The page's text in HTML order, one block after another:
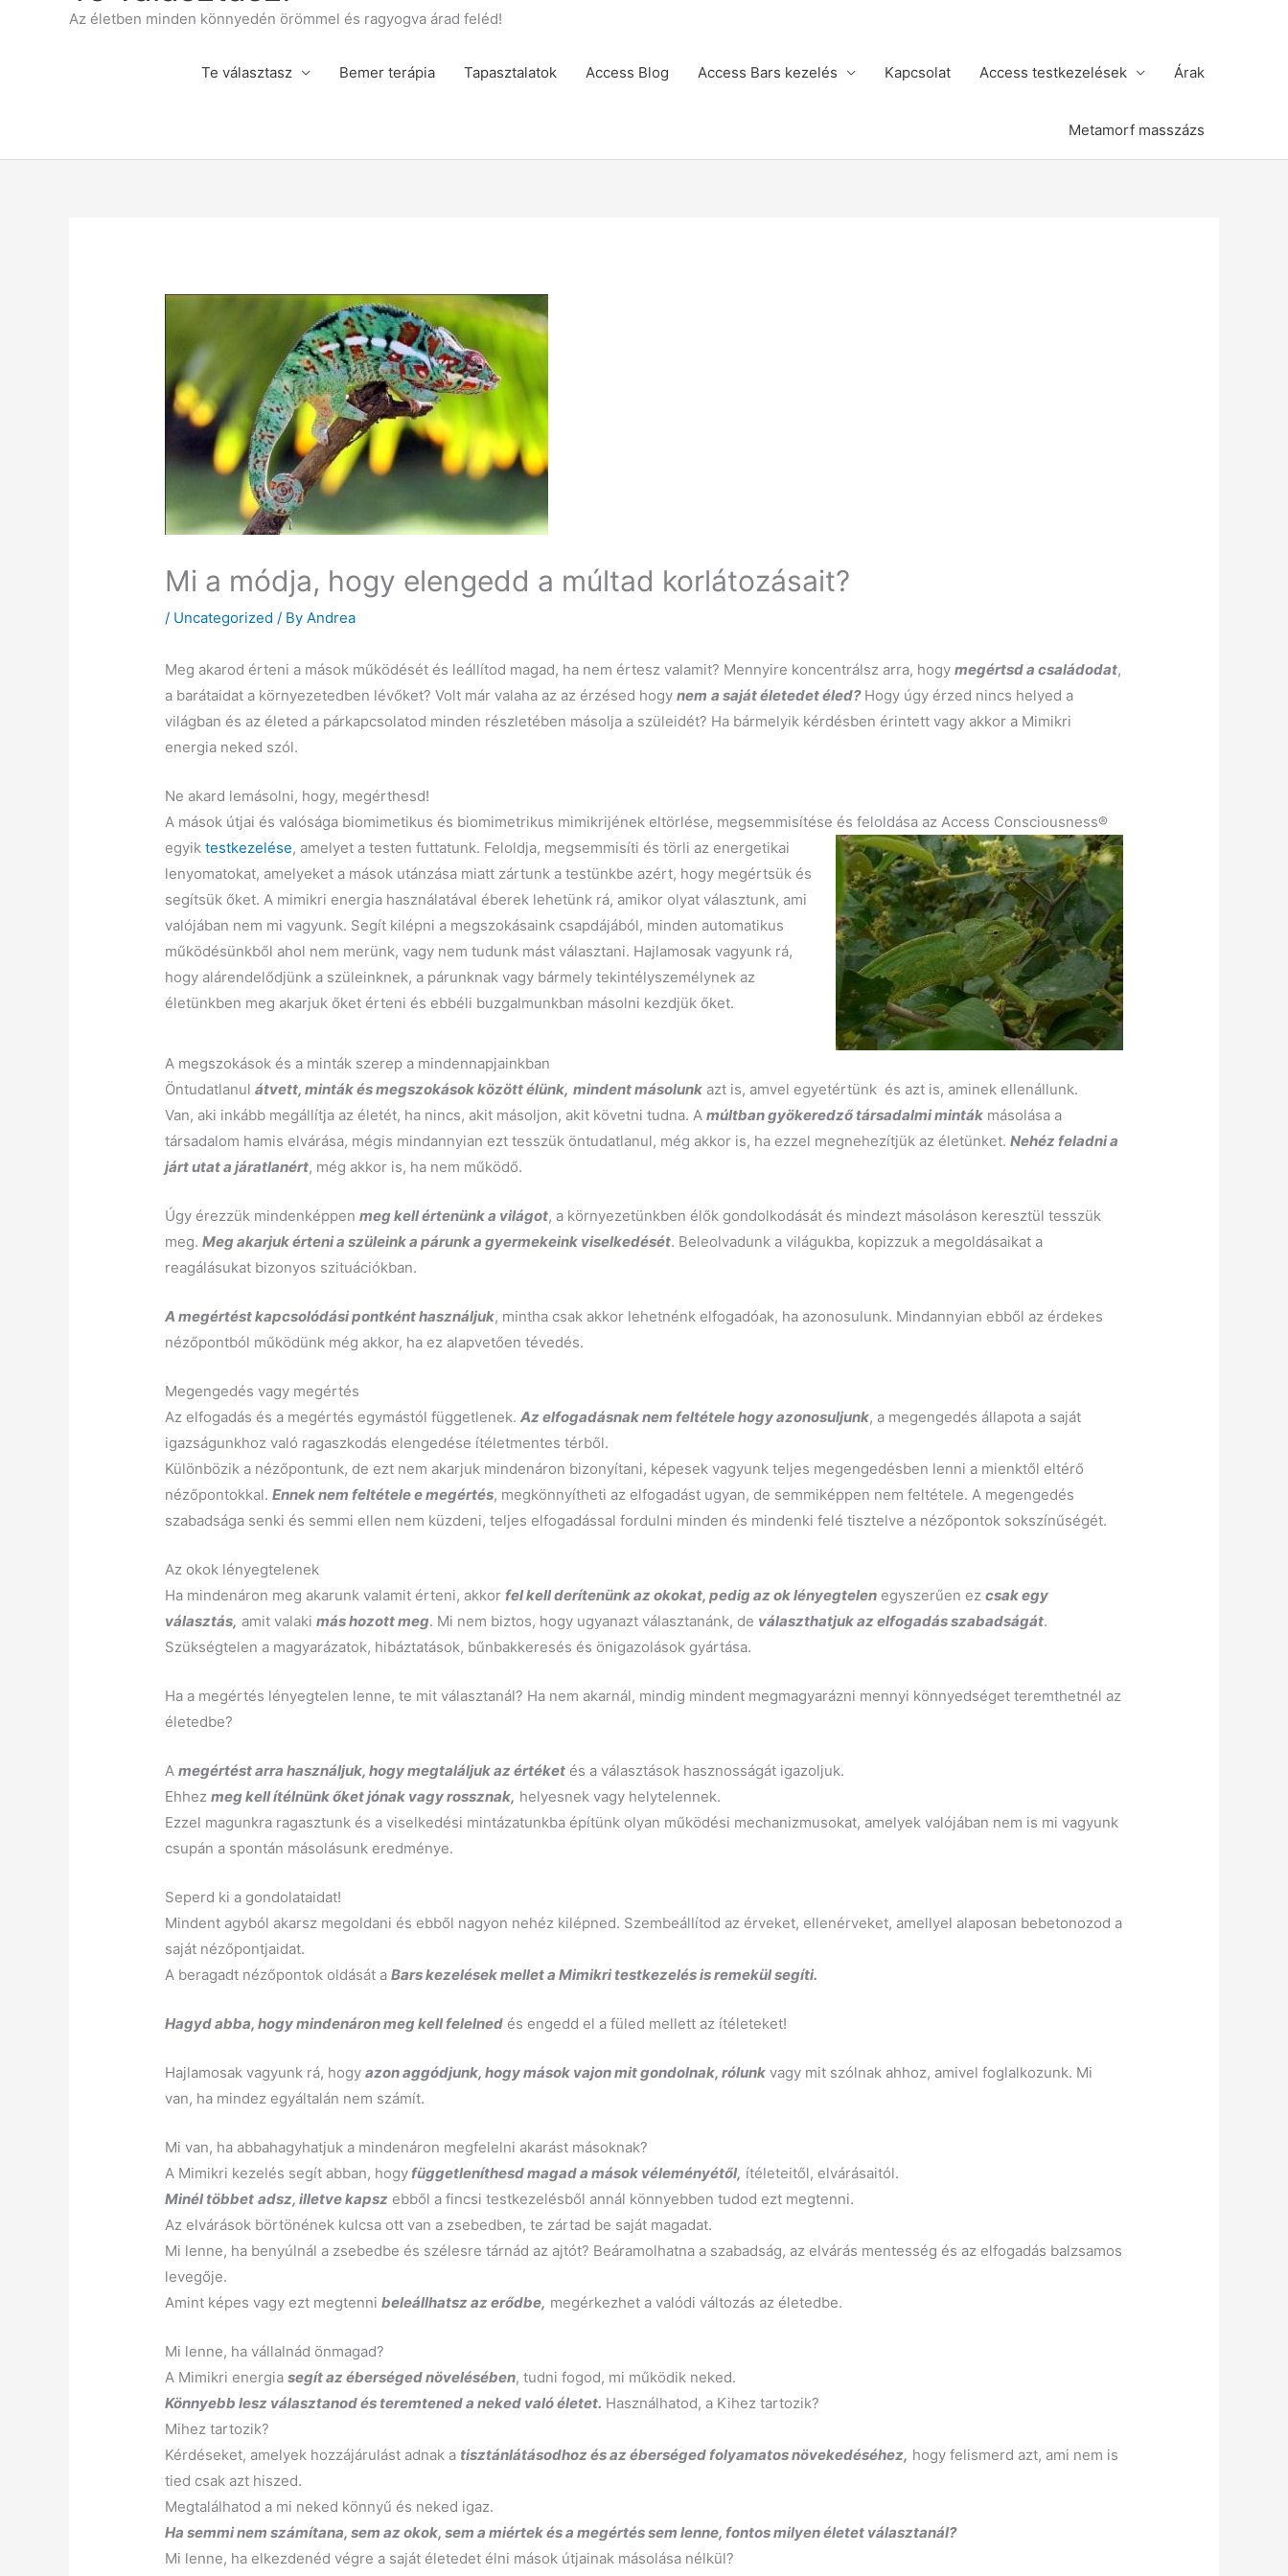
Az életben minden könnyedén örömmel és ragyogva árad feléd!
Te választasz Bemer terápia Tapasztalatok Access Blog Access Bars kezelés Kapcsolat Access testkezelések Árak
Metamorf masszázs
Mi a módja, hogy elengedd a múltad korlátozásait?
/ Uncategorized / ByAndrea
Meg akarod érteni a mások működését és leállítod magad, ha nem értesz valamit? Mennyire koncentrálsz arra, hogymegértsd a családodat,
a barátaidat a környezetedben lévőket? Volt már valaha az az érzésed hogynem a saját életedet éled?Hogy úgy érzed nincs helyed a
világban és az életed a párkapcsolatod minden részletében másolja a szüleidét? Ha bármelyik kérdésben érintett vagy akkor a Mimikri
energia neked szól.
Ne akard lemásolni, hogy, megérthesd!
A mások útjai és valósága biomimetikus és biomimetrikus mimikrijének eltörlése, megsemmisítése és feloldása az Access Consciousness®
egyik testkezelése, amelyet a testen futtatunk. Feloldja, megsemmisíti és törli az energetikai
lenyomatokat, amelyeket a mások utánzása miatt zártunk a testünkbe azért, hogy megértsük és
segítsük őket. A mimikri energia használatával éberek lehetünk rá, amikor olyat választunk, ami
valójában nem mi vagyunk. Segít kilépni a megszokásaink csapdájából, minden automatikus
működésünkből ahol nem merünk, vagy nem tudunk mást választani. Hajlamosak vagyunk rá,
hogy alárendelődjünk a szüleinknek, a párunknak vagy bármely tekintélyszemélynek az
életünkben meg akarjuk őket érteni és ebbéli buzgalmunkban másolni kezdjük őket.
A megszokások és a minták szerep a mindennapjainkban
Öntudatlanulátvett, minták és megszokások között élünk, mindent másolunk azt is, amvel egyetértünk és azt is, aminek ellenállunk.
Van, aki inkább megállítja az életét, ha nincs, akit másoljon, akit követni tudna. Amúltban gyökeredző társadalmi minták másolása a
társadalom hamis elvárása, mégis mindannyian ezt tesszük öntudatlanul, még akkor is, ha ezzel megnehezítjük az életünket.Nehéz feladni a
járt utat a járatlanért, még akkor is, ha nem működő.
Úgy érezzük mindenképpenmeg kell értenünk a világot, a környezetünkben élők gondolkodását és mindezt másoláson keresztül tesszük
meg.Meg akarjuk érteni a szüleink a párunk a gyermekeink viselkedését. Beleolvadunk a világukba, kopizzuk a megoldásaikat a
reagálásukat bizonyos szituációkban.
A megértést kapcsolódási pontként használjuk, mintha csak akkor lehetnénk elfogadóak, ha azonosulunk. Mindannyian ebből az érdekes
nézőpontból működünk még akkor, ha ez alapvetően tévedés.
Megengedés vagy megértés
Az elfogadás és a megértés egymástól függetlenek.Az elfogadásnak nem feltétele hogy azonosuljunk, a megengedés állapota a saját
igazságunkhoz való ragaszkodás elengedése ítéletmentes térből.
Különbözik a nézőpontunk, de ezt nem akarjuk mindenáron bizonyítani, képesek vagyunk teljes megengedésben lenni a mienktől eltérő
nézőpontokkal.Ennek nem feltétele e megértés, megkönnyítheti az elfogadást ugyan, de semmiképpen nem feltétele. A megengedés
szabadsága senki és semmi ellen nem küzdeni, teljes elfogadással fordulni minden és mindenki felé tisztelve a nézőpontok sokszínűségét.
Az okok lényegtelenek
Ha mindenáron meg akarunk valamit érteni, akkorfel kell derítenünk az okokat, pedig az ok lényegtelen egyszerűen ezcsak egy
választás, amit valakimás hozott meg. Mi nem biztos, hogy ugyanazt választanánk, de választhatjuk az elfogadás szabadságát.
Szükségtelen a magyarázatok, hibáztatások, bűnbakkeresés és önigazolások gyártása.
Ha a megértés lényegtelen lenne, te mit választanál? Ha nem akarnál, mindig mindent megmagyarázni mennyi könnyedséget teremthetnél az
életedbe?
Amegértést arra használjuk, hogy megtaláljuk az értéket és a választások hasznosságát igazoljuk.
Ehhezmeg kell ítélnünk őket jónak vagy rossznak, helyesnek vagy helytelennek.
Ezzel magunkra ragasztunk és a viselkedési mintázatunkba építünk olyan működési mechanizmusokat, amelyek valójában nem is mi vagyunk
csupán a spontán másolásunk eredménye.
Seperd ki a gondolataidat!
Mindent agyból akarsz megoldani és ebből nagyon nehéz kilépned. Szembeállítod az érveket, ellenérveket, amellyel alaposan bebetonozod a
saját nézőpontjaidat.
A beragadt nézőpontok oldását aBars kezelések mellet a Mimikri testkezelés is remekül segíti.
Hagyd abba, hogy mindenáron meg kell felelned és engedd el a füled mellett az ítéleteket!
Hajlamosak vagyunk rá, hogyazon aggódjunk, hogy mások vajon mit gondolnak, rólunk vagy mit szólnak ahhoz, amivel foglalkozunk. Mi
van, ha mindez egyáltalán nem számít.
Mi van, ha abbahagyhatjuk a mindenáron megfelelni akarást másoknak?
A Mimikri kezelés segít abban, hogyfüggetleníthesd magad a mások véleményétől, ítéleteitől, elvárásaitól.
Minél többet adsz, illetve kapsz ebből a fincsi testkezelésből annál könnyebben tudod ezt megtenni.
Az elvárások börtönének kulcsa ott van a zsebedben, te zártad be saját magadat.
Mi lenne, ha benyúlnál a zsebedbe és szélesre tárnád az ajtót? Beáramolhatna a szabadság, az elvárás mentesség és az elfogadás balzsamos
levegője.
Amint képes vagy ezt megtennibeleállhatsz az erődbe, megérkezhet a valódi változás az életedbe.
Mi lenne, ha vállalnád önmagad?
A Mimikri energiasegít az éberséged növelésében, tudni fogod, mi működik neked.
Könnyebb lesz választanod és teremtened a neked való életet. Használhatod, a Kihez tartozik?
Mihez tartozik?
Kérdéseket, amelyek hozzájárulást adnak a tisztánlátásodhoz és az éberséged folyamatos növekedéséhez, hogy felismerd azt, ami nem is
tied csak azt hiszed.
Megtalálhatod a mi neked könnyű és neked igaz.
Ha semmi nem számítana, sem az okok, sem a miértek és a megértés sem lenne, fontos milyen életet választanál?
Mi lenne, ha elkezdenéd végre a saját életedet élni mások útjainak másolása nélkül?